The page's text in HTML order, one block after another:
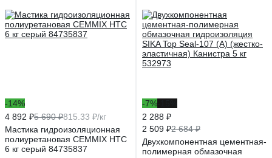
-14%
4 892 ₽5 690 ₽815.33 ₽/кг
Мастика гидроизоляционная
полиуретановая CEMMIX HTC
6 кг серый 84735837
-7%
2 288 ₽
2 509 ₽2 684 ₽
Двухкомпонентная цементная-
полимерная обмазочная